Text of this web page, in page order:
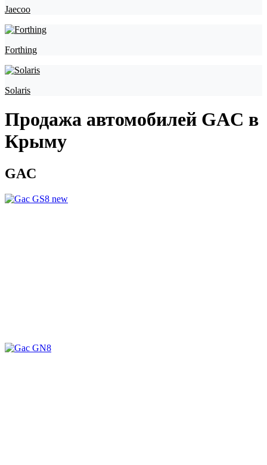
Jaecoo
Forthing
Solaris
Продажа автомобилей GAC в
Крыму
GAC